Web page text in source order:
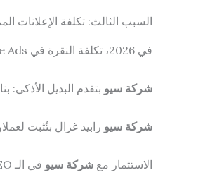
السبب الثالث: تكلفة الإعلانات
في 2026، تكلفة النقرة في Google Ads وصلت لأرقام قياسية في قطاعات كثيرة. شركات الخدمات الطبية، العقارات، والتعليم بتدفع عشرات الجنيهات على كل نقرة واحدة.
شركة سيو بتقدم البديل
شركة سيو رابيد غزال بتُثبت لعملاؤها بالأرقام
الاستثمار مع شركة سيو في الـ SEO العضوي هو بناء “أصل رقمي” — لا تتوقف عائداته عند توقف الدفع.